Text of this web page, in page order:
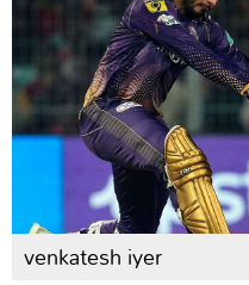
venkatesh iyer